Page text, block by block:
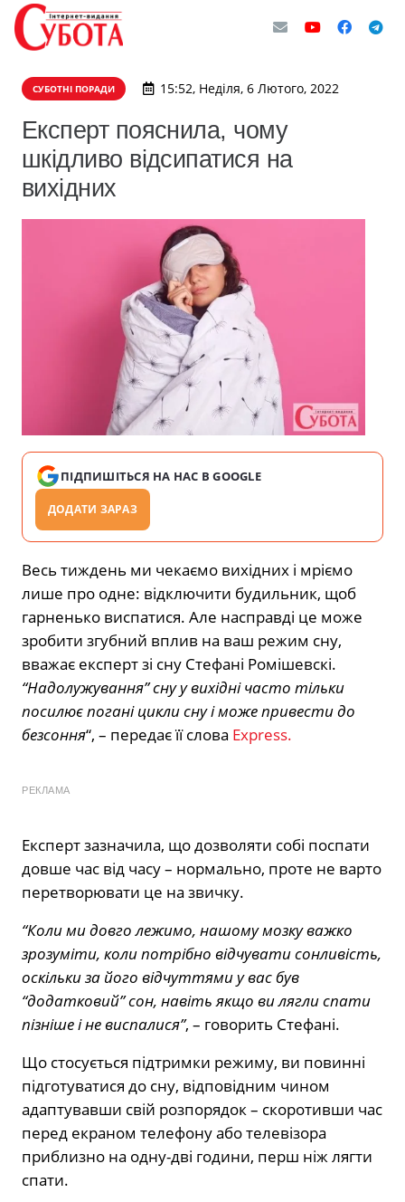
СУБОТНІ ПОРАДИ 15:52, Неділя, 6 Лютого, 2022
Експерт пояснила, чому
шкідливо відсипатися на
вихідних
ПІДПИШІТЬСЯ НА НАС В GOOGLE
ДОДАТИ ЗАРАЗ
Весь тиждень ми чекаємо вихідних і мріємо
лише про одне: відключити будильник, щоб
гарненько виспатися. Але насправді це може
зробити згубний вплив на ваш режим сну,
вважає експерт зі сну Стефані Ромішевскі.
“Надолужування” сну у вихідні часто тільки
посилює погані цикли сну і може привести до
безсоння“, – передає її слова Express.
РЕКЛАМА
Експерт зазначила, що дозволяти собі поспати
довше час від часу – нормально, проте не варто
перетворювати це на звичку.
“Коли ми довго лежимо, нашому мозку важко
зрозуміти, коли потрібно відчувати сонливість,
оскільки за його відчуттями у вас був
“додатковий” сон, навіть якщо ви лягли спати
пізніше і не виспалися”, – говорить Стефані.
Що стосується підтримки режиму, ви повинні
підготуватися до сну, відповідним чином
адаптувавши свій розпорядок – скоротивши час
перед екраном телефону або телевізора
приблизно на одну-дві години, перш ніж лягти
спати.